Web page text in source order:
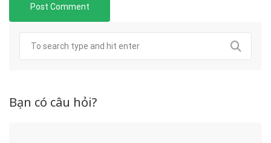
Bạn có câu hỏi?